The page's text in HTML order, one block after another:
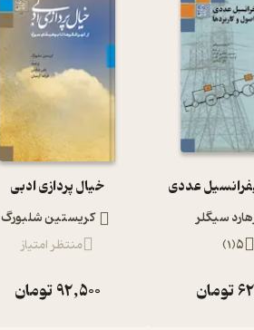
عددی
سیگلر
5
(
1
)
تومان
خیال پردازی ادبی
کریستین شلبورگ
منتظر امتیاز
92,500تومان